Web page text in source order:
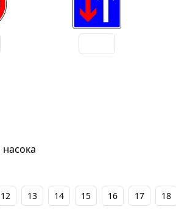
12 13 14 15 16 17 18